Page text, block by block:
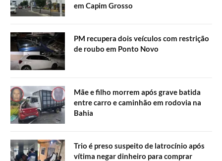
em Capim Grosso
PM recupera dois veículos com restrição
de roubo em Ponto Novo
Mãe e filho morrem após grave batida
entre carro e caminhão em rodovia na
Bahia
Trio é preso suspeito de latrocínio após
vítima negar dinheiro para comprar